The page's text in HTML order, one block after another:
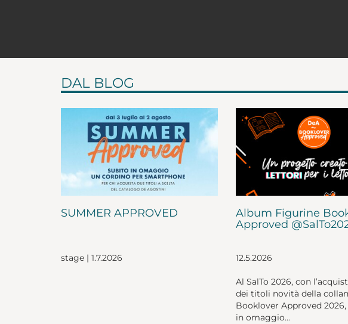
DAL BLOG
SUMMER APPROVED
stage | 1.7.2026
Album Figurine
Approved
12.5.2026
Al SalTo 2026, con
dei titoli novità della
Booklover Approved
in omaggio...